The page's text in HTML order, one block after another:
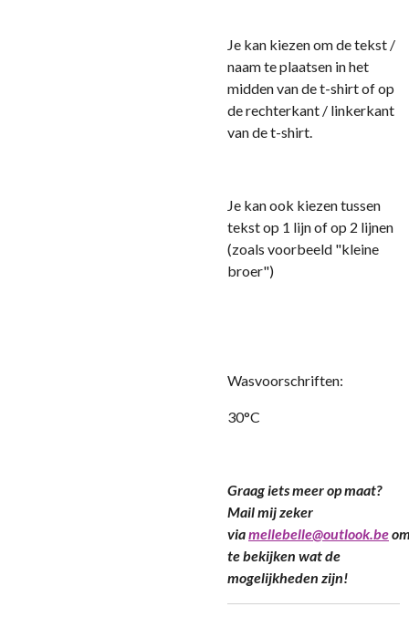
Je kan kiezen om de tekst /
naam te plaatsen in het
midden van de t-shirt of op
de rechterkant / linkerkant
van de t-shirt.
Je kan ook kiezen tussen
tekst op 1 lijn of op 2 lijnen
(zoals voorbeeld "kleine
broer")
Wasvoorschriften:
30°C
Graag iets meer op maat?
Mail mij zeker
viamellebelle@outlook.be
te bekijken wat de
mogelijkheden zijn!